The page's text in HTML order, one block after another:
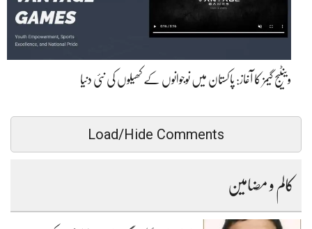
وینٹیج گیمز کا آغاز: پاکستان میں نوجوانوں کے کھیلوں کی نئی دنیا
Load/Hide Comments
کالم و مضامین